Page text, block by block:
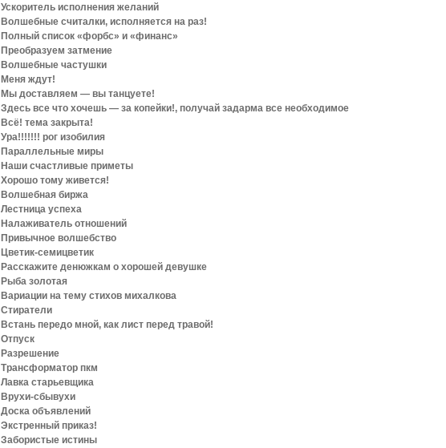
Ускоритель исполнения желаний
Волшебные считалки, исполняется на раз!
Полный список «форбс» и «финанс»
Преобразуем затмение
Волшебные частушки
Меня ждут!
Мы доставляем — вы танцуете!
Здесь все что хочешь — за копейки!, получай задарма все необходимое
Всё! тема закрыта!
Ура!!!!!!! рог изобилия
Параллельные миры
Наши счастливые приметы
Хорошо тому живется!
Волшебная биржа
Лестница успеха
Налаживатель отношений
Привычное волшебство
Цветик-семицветик
Расскажите денюжкам о хорошей девушке
Рыба золотая
Вариации на тему стихов михалкова
Стиратели
Встань передо мной, как лист перед травой!
Отпуск
Разрешение
Трансформатор пкм
Лавка старьевщика
Врухи-сбывухи
Доска объявлений
Экстренный приказ!
Забористые истины